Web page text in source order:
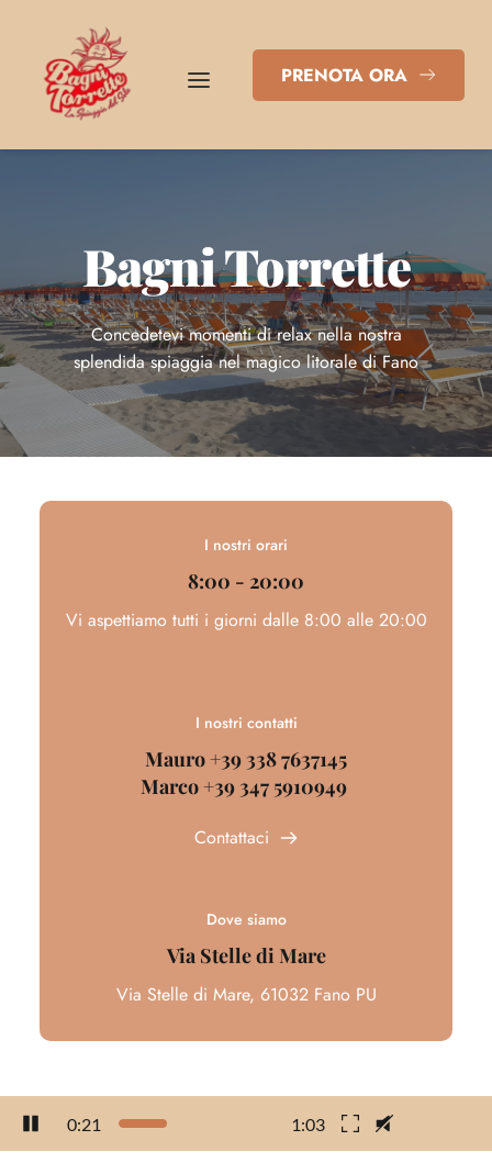
PRENOTA ORA
Bagni Torrette
Concedetevi momenti di relax nella nostra
splendida spiaggia nel magico litorale di Fano
I nostri orari
8:00 - 20:00
Vi aspettiamo tutti i giorni dalle 8:00 alle 20:00
I nostri contatti
Mauro +39 338 7637145
Marco +39 347 5910949
Contattaci
Dove siamo
Via Stelle di Mare
Via Stelle di Mare, 61032 Fano PU
0:22 1:03